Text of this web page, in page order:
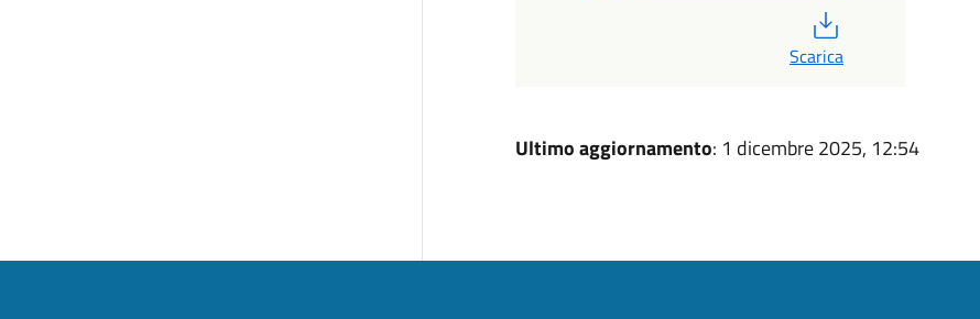
Scarica
Ultimo aggiornamento: 1 dicembre 2025, 12:54